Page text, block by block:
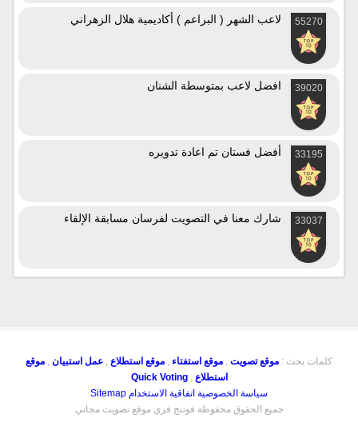
55270 لاعب الشهر ( البراعم ) أكاديمية هلال الزهراني
39020 افضل لاعب بمتوسطة الشنان
33195 أفضل فستان تم اعادة تدويره
33037 شارك معنا في التصويت لفرسان مسابقة الإلقاء
كلمات بحث : موقع تصويت , موقع استفتاء , موقع استطلاع , عمل استبيان , موقع
استطلاع ,
Quick Voting
سياسة الخصوصية اتفاقية الاستخدام Sitemap
جميع الحقوق محفوظة فوتنج فري موقع تصويت مجاني